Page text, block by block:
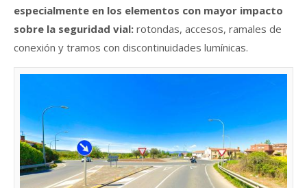
especialmente en los elementos con mayor impacto
sobre la seguridad vial: rotondas, accesos, ramales de
conexión y tramos con discontinuidades lumínicas.